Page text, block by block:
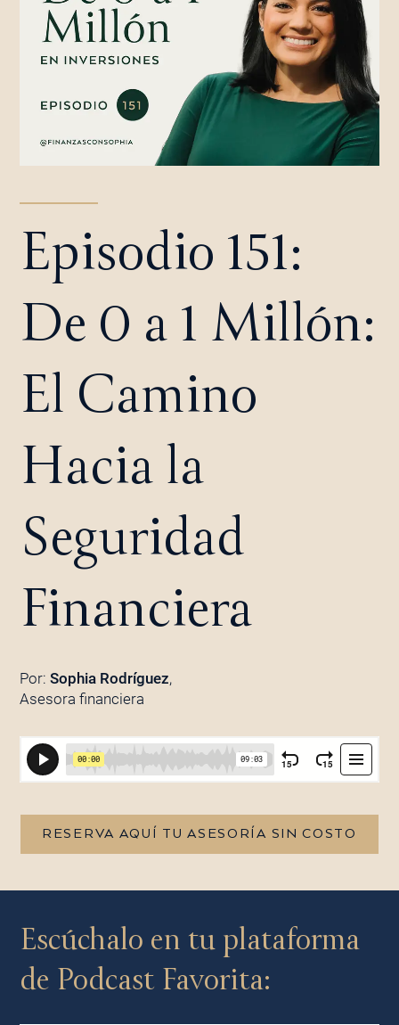
Episodio 151:
De 0 a 1 Millón:
El Camino
Hacia la
Seguridad
Financiera
Por: Sophia Rodríguez,
Asesora financiera
RESERVA AQUÍ TU ASESORÍA SIN COSTO
Escúchalo en tu plataforma
de Podcast Favorita: